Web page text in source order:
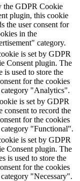
the GDPR Cookie
plugin, this cookie
the user consent for
in the
category.
is set by GDPR
Consent plugin. The
is used to store the
for the cookies
"Analytics".
is set by GDPR
consent to record the
for the cookies
"Functional".
is set by GDPR
Consent plugin. The
is used to store the
for the cookies
"Necessary".